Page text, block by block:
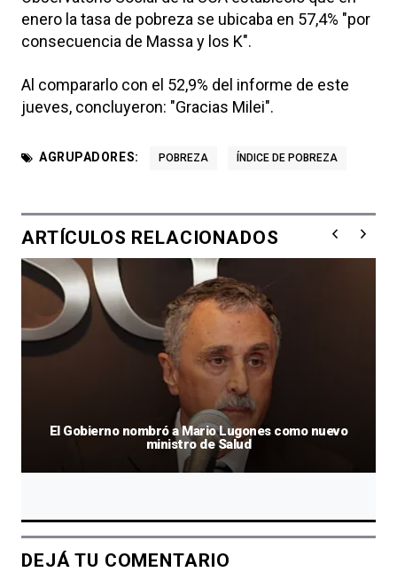
enero la tasa de pobreza se ubicaba en 57,4% "por
consecuencia de Massa y los K".
Al compararlo con el 52,9% del informe de este
jueves, concluyeron: "Gracias Milei".
AGRUPADORES: POBREZA ÍNDICE DE POBREZA
ARTÍCULOS RELACIONADOS
El Gobierno nombró a Mario Lugones como nuevo
ministro de Salud
DEJÁ TU COMENTARIO